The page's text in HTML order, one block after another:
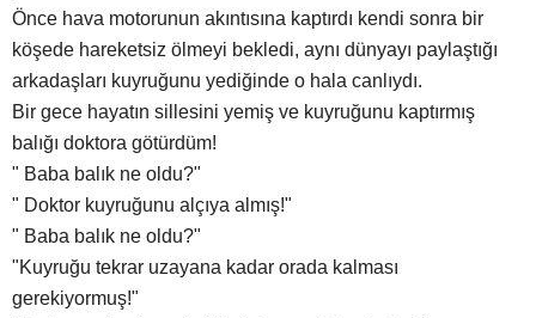
Önce hava motorunun akıntısına kaptırdı kendi sonra bir
köşede hareketsiz ölmeyi bekledi, aynı dünyayı paylaştığı
arkadaşları kuyruğunu yediğinde o hala canlıydı.
Bir gece hayatın sillesini yemiş ve kuyruğunu kaptırmış
balığı doktora götürdüm!
" Baba balık ne oldu?"
" Doktor kuyruğunu alçıya almış!"
" Baba balık ne oldu?"
"Kuyruğu tekrar uzayana kadar orada kalması
gerekiyormuş!"